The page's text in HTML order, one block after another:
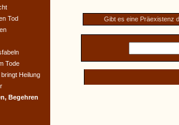
Gibt es eine Präexistenz
Tod
Tode
Heilung
Begehren